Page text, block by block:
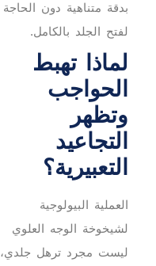
بدقة متناهية دون الحاجة
لفتح الجلد بالكامل.
لماذا تهبط
الحواجب
وتظهر
التجاعيد
التعبيرية؟
العملية البيولوجية
لشيخوخة الوجه العلوي
ليست مجرد ترهل جلدي،